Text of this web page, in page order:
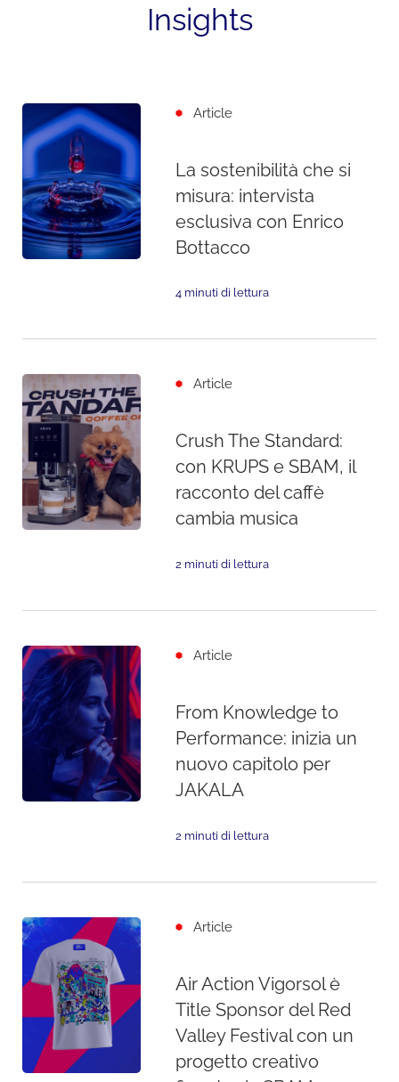
Insights
Article
La sostenibilità che si
misura: intervista
esclusiva con Enrico
Bottacco
4 minuti di lettura
Article
Crush The Standard:
con KRUPS e SBAM, il
racconto del caffè
cambia musica
2 minuti di lettura
Article
From Knowledge to
Performance: inizia un
nuovo capitolo per
JAKALA
2 minuti di lettura
Article
Air Action Vigorsol è
Title Sponsor del Red
Valley Festival con un
progetto creativo